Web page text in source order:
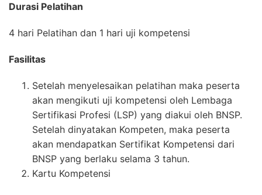
Durasi Pelatihan
4 hari Pelatihan dan 1 hari uji kompetensi
Fasilitas
Setelah menyelesaikan pelatihan maka peserta
akan mengikuti uji kompetensi oleh Lembaga
Sertifikasi Profesi (LSP) yang diakui oleh BNSP.
Setelah dinyatakan Kompeten, maka peserta
akan mendapatkan Sertifikat Kompetensi dari
BNSP yang berlaku selama 3 tahun.
Kartu Kompetensi